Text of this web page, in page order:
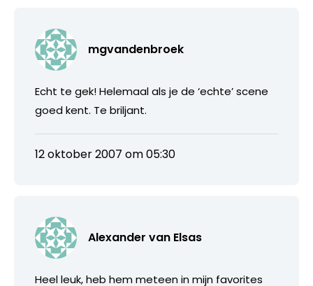
mgvandenbroek
Echt te gek! Helemaal als je de ‘echte’ scene
goed kent. Te briljant.
12 oktober 2007 om 05:30
Alexander van Elsas
Heel leuk, heb hem meteen in mijn favorites